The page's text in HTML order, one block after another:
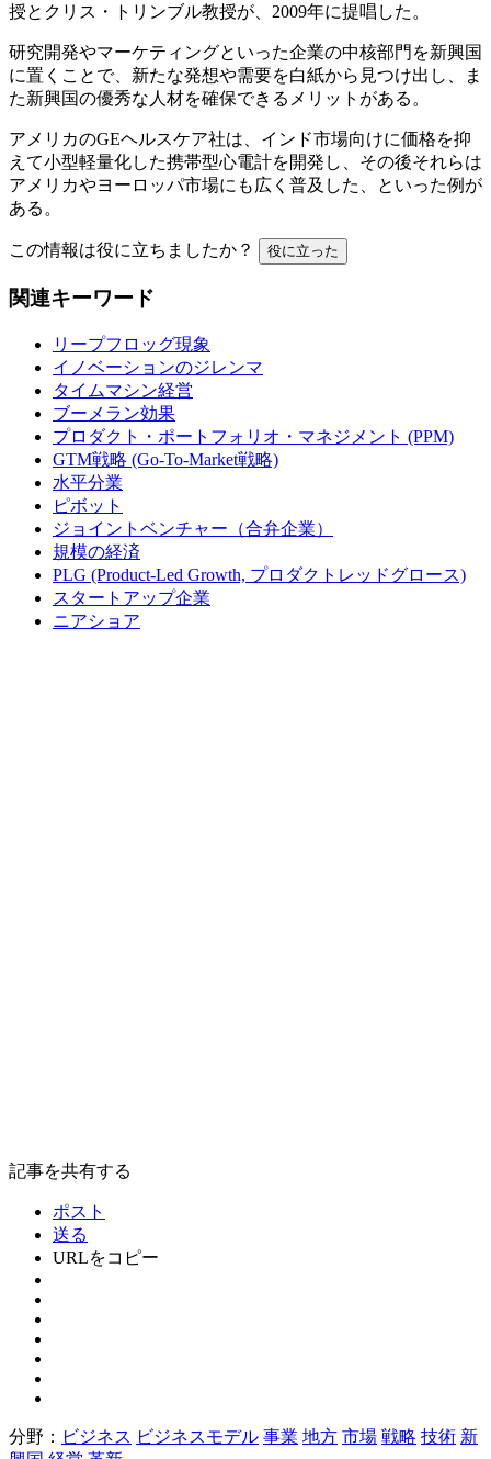
授とクリス・トリンブル教授が、2009年に提唱した。
研究開発やマーケティングといった企業の中核部門を新興国
に置くことで、新たな発想や需要を白紙から見つけ出し、ま
た新興国の優秀な人材を確保できるメリットがある。
アメリカのGEヘルスケア社は、インド市場向けに価格を抑
えて小型軽量化した携帯型心電計を開発し、その後それらは
アメリカやヨーロッパ市場にも広く普及した、といった例が
ある。
この情報は役に立ちましたか？ 役に立った
関連キーワード
リープフロッグ現象
イノベーションのジレンマ
タイムマシン経営
ブーメラン効果
プロダクト・ポートフォリオ・マネジメント (PPM)
GTM戦略 (Go-To-Market戦略)
水平分業
ピボット
ジョイントベンチャー（合弁企業）
規模の経済
PLG (Product-Led Growth, プロダクトレッドグロース)
スタートアップ企業
ニアショア
記事を共有する
ポスト
送る
URLをコピー
分野： ビジネス ビジネスモデル 事業 地方 市場 戦略 技術 新